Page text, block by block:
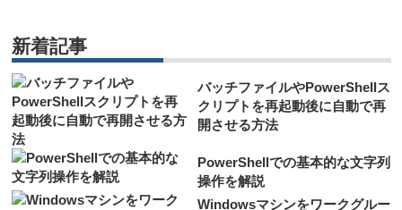
新着記事
バッチファイルやPowerShellス
クリプトを再起動後に自動で再
開させる方法
PowerShellでの基本的な文字列
操作を解説
Windowsマシンをワークグルー